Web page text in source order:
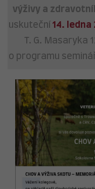
výživy a
uskuteční 14. ledna
T. G. Masaryka
o programu